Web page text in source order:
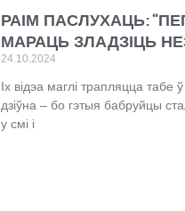
РАІМ ПАСЛУХАЦЬ:
МАРАЦЬ ЗЛАДЗІЦЬ
24.10.2024
Іх відэа маглі трапляцца
дзіўна – бо гэтыя бабруйцы
у смі і